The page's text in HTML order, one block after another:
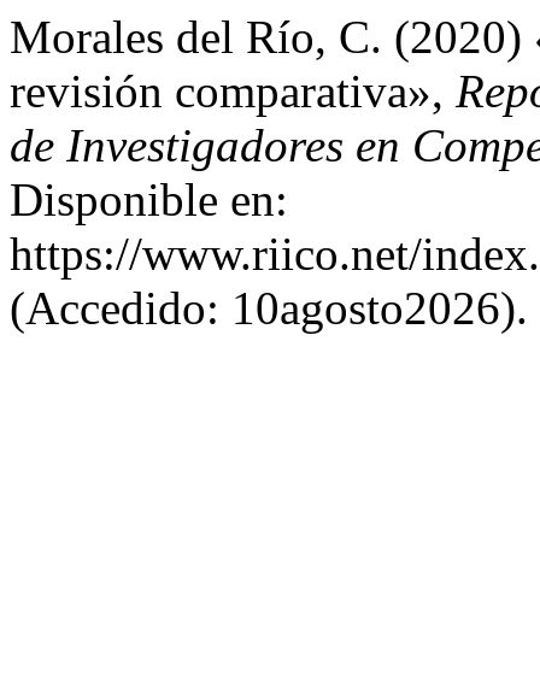
Morales del Río, C. (2020)
revisión comparativa»,
de Investigadores en
Disponible en:
https://www.riico.net/
(Accedido: 10agosto2026).